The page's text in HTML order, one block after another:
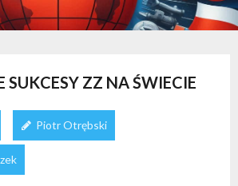
SUKCESY ZZ NA ŚWIECIE
Piotr Otrębski